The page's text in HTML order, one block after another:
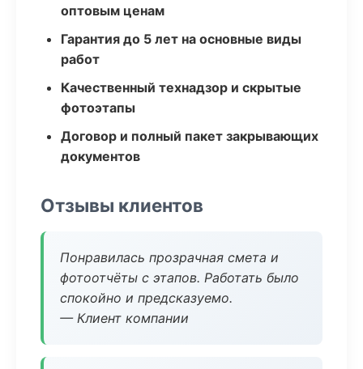
оптовым ценам
Гарантия до 5 лет на основные виды
работ
Качественный технадзор и скрытые
фотоэтапы
Договор и полный пакет закрывающих
документов
Отзывы клиентов
Понравилась прозрачная смета и
фотоотчёты с этапов. Работать было
спокойно и предсказуемо.
— Клиент компании